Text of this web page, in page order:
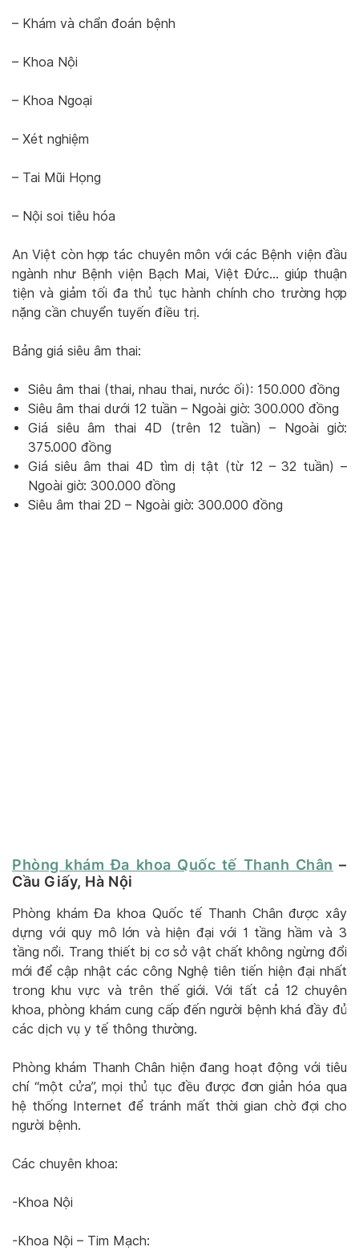
– Khám và chẩn đoán bệnh
– Khoa Nội
– Khoa Ngoại
– Xét nghiệm
– Tai Mũi Họng
– Nội soi tiêu hóa
An Việt còn hợp tác chuyên môn với các Bệnh viện đầu
ngành như Bệnh viện Bạch Mai, Việt Đức… giúp thuận
tiện và giảm tối đa thủ tục hành chính cho trường hợp
nặng cần chuyển tuyến điều trị.
Bảng giá siêu âm thai:
Siêu âm thai (thai, nhau thai, nước ối): 150.000 đồng
Siêu âm thai dưới 12 tuần – Ngoài giờ: 300.000 đồng
Giá siêu âm thai 4D (trên 12 tuần) – Ngoài giờ:
375.000 đồng
Giá siêu âm thai 4D tìm dị tật (từ 12 – 32 tuần) –
Ngoài giờ: 300.000 đồng
Siêu âm thai 2D – Ngoài giờ: 300.000 đồng
Phòng khám Đa khoa Quốc tế Thanh Chân –
Cầu Giấy, Hà Nội
Phòng khám Đa khoa Quốc tế Thanh Chân được xây
dựng với quy mô lớn và hiện đại với 1 tầng hầm và 3
tầng nổi. Trang thiết bị cơ sở vật chất không ngừng đổi
mới để cập nhật các công Nghệ tiên tiến hiện đại nhất
trong khu vực và trên thế giới. Với tất cả 12 chuyên
khoa, phòng khám cung cấp đến người bệnh khá đầy đủ
các dịch vụ y tế thông thường.
Phòng khám Thanh Chân hiện đang hoạt động với tiêu
chí “một cửa”, mọi thủ tục đều được đơn giản hóa qua
hệ thống Internet để tránh mất thời gian chờ đợi cho
người bệnh.
Các chuyên khoa:
-Khoa Nội
-Khoa Nội – Tim Mạch: